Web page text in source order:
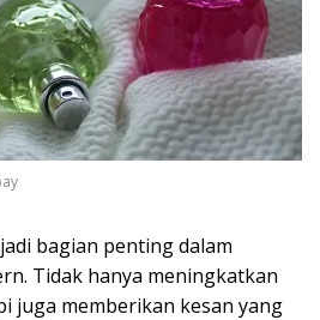
bagian penting dalam
Tidak hanya meningkatkan
juga memberikan kesan yang